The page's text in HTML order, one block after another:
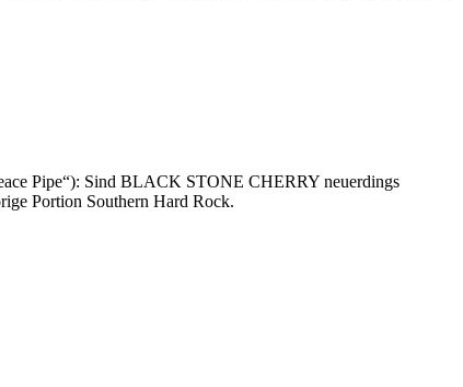
Pipe“): Sind BLACK STONE CHERRY neuerdings
Portion Southern Hard Rock.